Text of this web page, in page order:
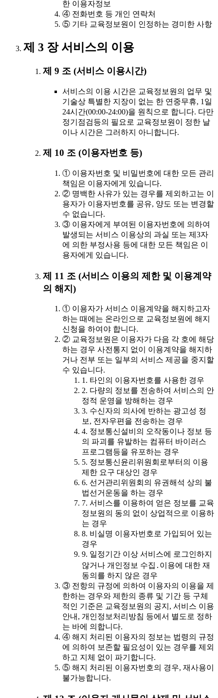
한 이용자정보
④ 전화번호 등 개인 연락처
⑤ 기타 교육정보원이 인정하는 경미한 사항
제 3 장 서비스의 이용
제 9 조 (서비스 이용시간)
서비스의 이용 시간은 교육정보원의 업무 및
기술상 특별한 지장이 없는 한 연중무휴, 1일
24시간(00:00-24:00)을 원칙으로 합니다. 다만
정기점검등의 필요로 교육정보원이 정한 날
이나 시간은 그러하지 아니합니다.
제 10 조 (이용자번호 등)
① 이용자번호 및 비밀번호에 대한 모든 관리
책임은 이용자에게 있습니다.
② 명백한 사유가 있는 경우를 제외하고는 이
용자가 이용자번호를 공유, 양도 또는 변경할
수 없습니다.
③ 이용자에게 부여된 이용자번호에 의하여
발생되는 서비스 이용상의 과실 또는 제3자
에 의한 부정사용 등에 대한 모든 책임은 이
용자에게 있습니다.
제 11 조 (서비스 이용의 제한 및 이용계약
의 해지)
① 이용자가 서비스 이용계약을 해지하고자
하는 때에는 온라인으로 교육정보원에 해지
신청을 하여야 합니다.
② 교육정보원은 이용자가 다음 각 호에 해당
하는 경우 사전통지 없이 이용계약을 해지하
거나 전부 또는 일부의 서비스 제공을 중지할
수 있습니다.
1. 타인의 이용자번호를 사용한 경우
2. 다량의 정보를 전송하여 서비스의 안
정적 운영을 방해하는 경우
3. 수신자의 의사에 반하는 광고성 정
보, 전자우편을 전송하는 경우
4. 정보통신설비의 오작동이나 정보 등
의 파괴를 유발하는 컴퓨터 바이러스
프로그램등을 유포하는 경우
5. 정보통신윤리위원회로부터의 이용
제한 요구 대상인 경우
6. 선거관리위원회의 유권해석 상의 불
법선거운동을 하는 경우
7. 서비스를 이용하여 얻은 정보를 교육
정보원의 동의 없이 상업적으로 이용하
는 경우
8. 비실명 이용자번호로 가입되어 있는
경우
9. 일정기간 이상 서비스에 로그인하지
않거나 개인정보 수집․이용에 대한 재
동의를 하지 않은 경우
③ 전항의 규정에 의하여 이용자의 이용을 제
한하는 경우와 제한의 종류 및 기간 등 구체
적인 기준은 교육정보원의 공지, 서비스 이용
안내, 개인정보처리방침 등에서 별도로 정하
는 바에 의합니다.
④ 해지 처리된 이용자의 정보는 법령의 규정
에 의하여 보존할 필요성이 있는 경우를 제외
하고 지체 없이 파기합니다.
⑤ 해지 처리된 이용자번호의 경우, 재사용이
불가능합니다.